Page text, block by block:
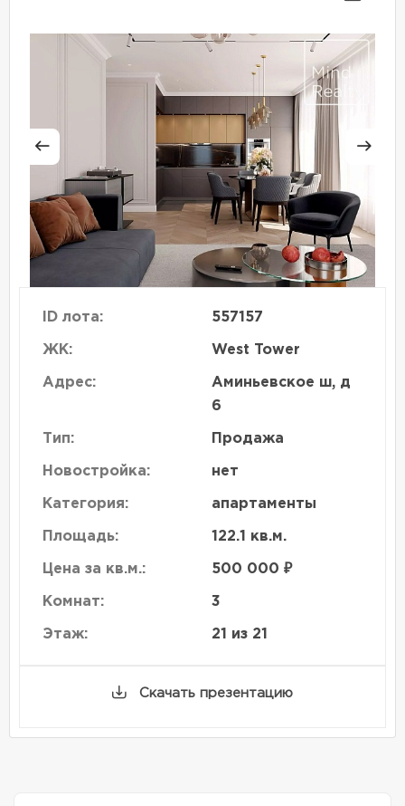
ID лота: 557157
ЖК: West Tower
Адрес:
Аминьевское ш, д
6
Тип: Продажа
Новостройка: нет
Категория: апартаменты
Площадь: 122.1 кв.м.
Цена за кв.м.: 500 000 ₽
Комнат: 3
Этаж: 21 из 21
Скачать презентацию